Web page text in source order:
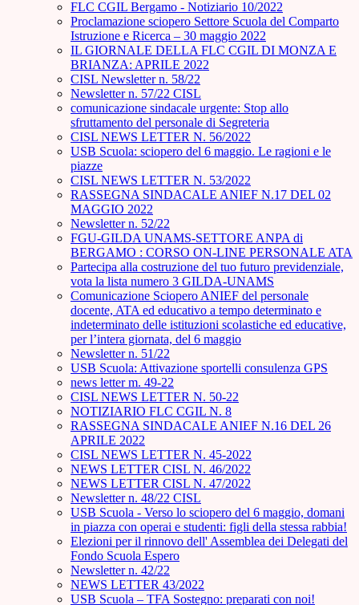
FLC CGIL Bergamo - Notiziario 10/2022
Proclamazione sciopero Settore Scuola del Comparto
Istruzione e Ricerca – 30 maggio 2022
IL GIORNALE DELLA FLC CGIL DI MONZA E
BRIANZA: APRILE 2022
CISL Newsletter n. 58/22
Newsletter n. 57/22 CISL
comunicazione sindacale urgente: Stop allo
sfruttamento del personale di Segreteria
CISL NEWS LETTER N. 56/2022
USB Scuola: sciopero del 6 maggio. Le ragioni e le
piazze
CISL NEWS LETTER N. 53/2022
RASSEGNA SINDACALE ANIEF N.17 DEL 02
MAGGIO 2022
Newsletter n. 52/22
FGU-GILDA UNAMS-SETTORE ANPA di
BERGAMO : CORSO ON-LINE PERSONALE ATA
Partecipa alla costruzione del tuo futuro previdenziale,
vota la lista numero 3 GILDA-UNAMS
Comunicazione Sciopero ANIEF del personale
docente, ATA ed educativo a tempo determinato e
indeterminato delle istituzioni scolastiche ed educative,
per l’intera giornata, del 6 maggio
Newsletter n. 51/22
USB Scuola: Attivazione sportelli consulenza GPS
news letter m. 49-22
CISL NEWS LETTER N. 50-22
NOTIZIARIO FLC CGIL N. 8
RASSEGNA SINDACALE ANIEF N.16 DEL 26
APRILE 2022
CISL NEWS LETTER N. 45-2022
NEWS LETTER CISL N. 46/2022
NEWS LETTER CISL N. 47/2022
Newsletter n. 48/22 CISL
USB Scuola - Verso lo sciopero del 6 maggio, domani
in piazza con operai e studenti: figli della stessa rabbia!
Elezioni per il rinnovo dell' Assemblea dei Delegati del
Fondo Scuola Espero
Newsletter n. 42/22
NEWS LETTER 43/2022
USB Scuola – TFA Sostegno: preparati con noi!